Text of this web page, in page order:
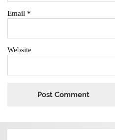
Email *
Website